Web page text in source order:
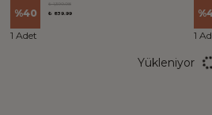
%40
₺ 1,399.98
₺ 839.99
1 Adet
%
1
Yükleniyor